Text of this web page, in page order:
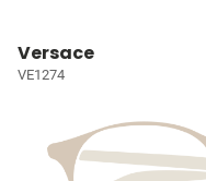
Versace
VE1274